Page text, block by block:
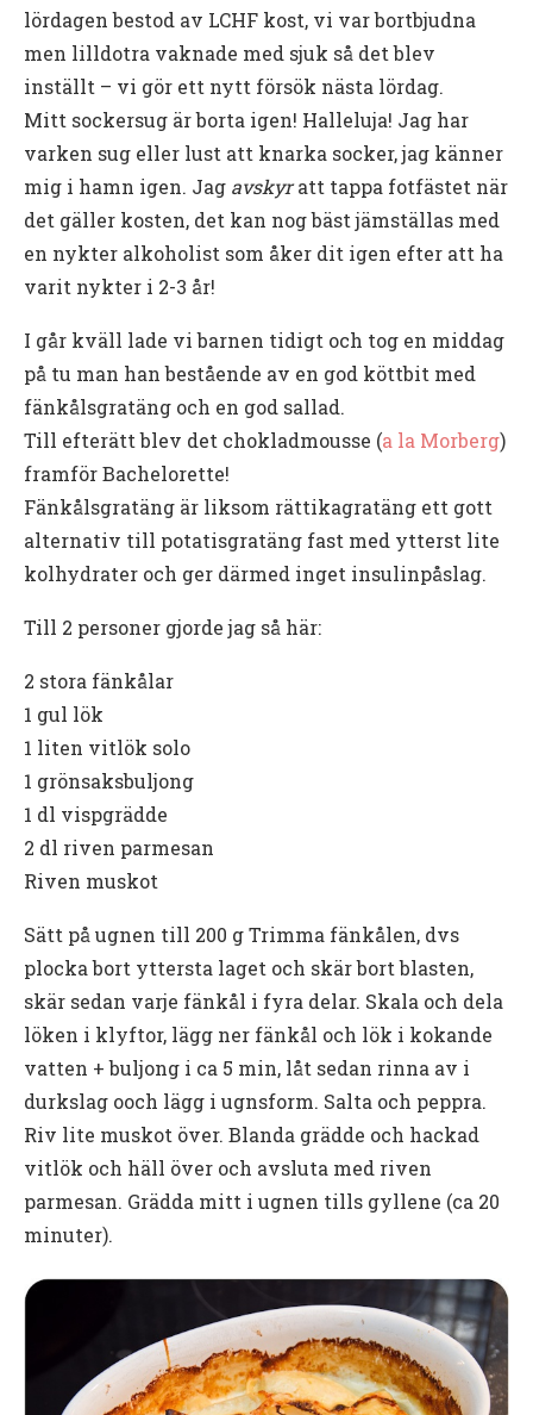
lördagen bestod av LCHF kost, vi var bortbjudna
men lilldotra vaknade med sjuk så det blev
inställt – vi gör ett nytt försök nästa lördag.
Mitt sockersug är borta igen! Halleluja! Jag har
varken sug eller lust att knarka socker, jag känner
mig i hamn igen. Jag avskyratt tappa fotfästet när
det gäller kosten, det kan nog bäst jämställas med
en nykter alkoholist som åker dit igen efter att ha
varit nykter i 2-3 år!
I går kväll lade vi barnen tidigt och tog en middag
på tu man han bestående av en god köttbit med
fänkålsgratäng och en god sallad.
Till efterätt blev det chokladmousse (a la Morberg)
framför Bachelorette!
Fänkålsgratäng är liksom rättikagratäng ett gott
alternativ till potatisgratäng fast med ytterst lite
kolhydrater och ger därmed inget insulinpåslag.
Till 2 personer gjorde jag så här:
2 stora fänkålar
1 gul lök
1 liten vitlök solo
1 grönsaksbuljong
1 dl vispgrädde
2 dl riven parmesan
Riven muskot
Sätt på ugnen till 200 g Trimma fänkålen, dvs
plocka bort yttersta laget och skär bort blasten,
skär sedan varje fänkål i fyra delar. Skala och dela
löken i klyftor, lägg ner fänkål och lök i kokande
vatten + buljong i ca 5 min, låt sedan rinna av i
durkslag ooch lägg i ugnsform. Salta och peppra.
Riv lite muskot över. Blanda grädde och hackad
vitlök och häll över och avsluta med riven
parmesan. Grädda mitt i ugnen tills gyllene (ca 20
minuter).